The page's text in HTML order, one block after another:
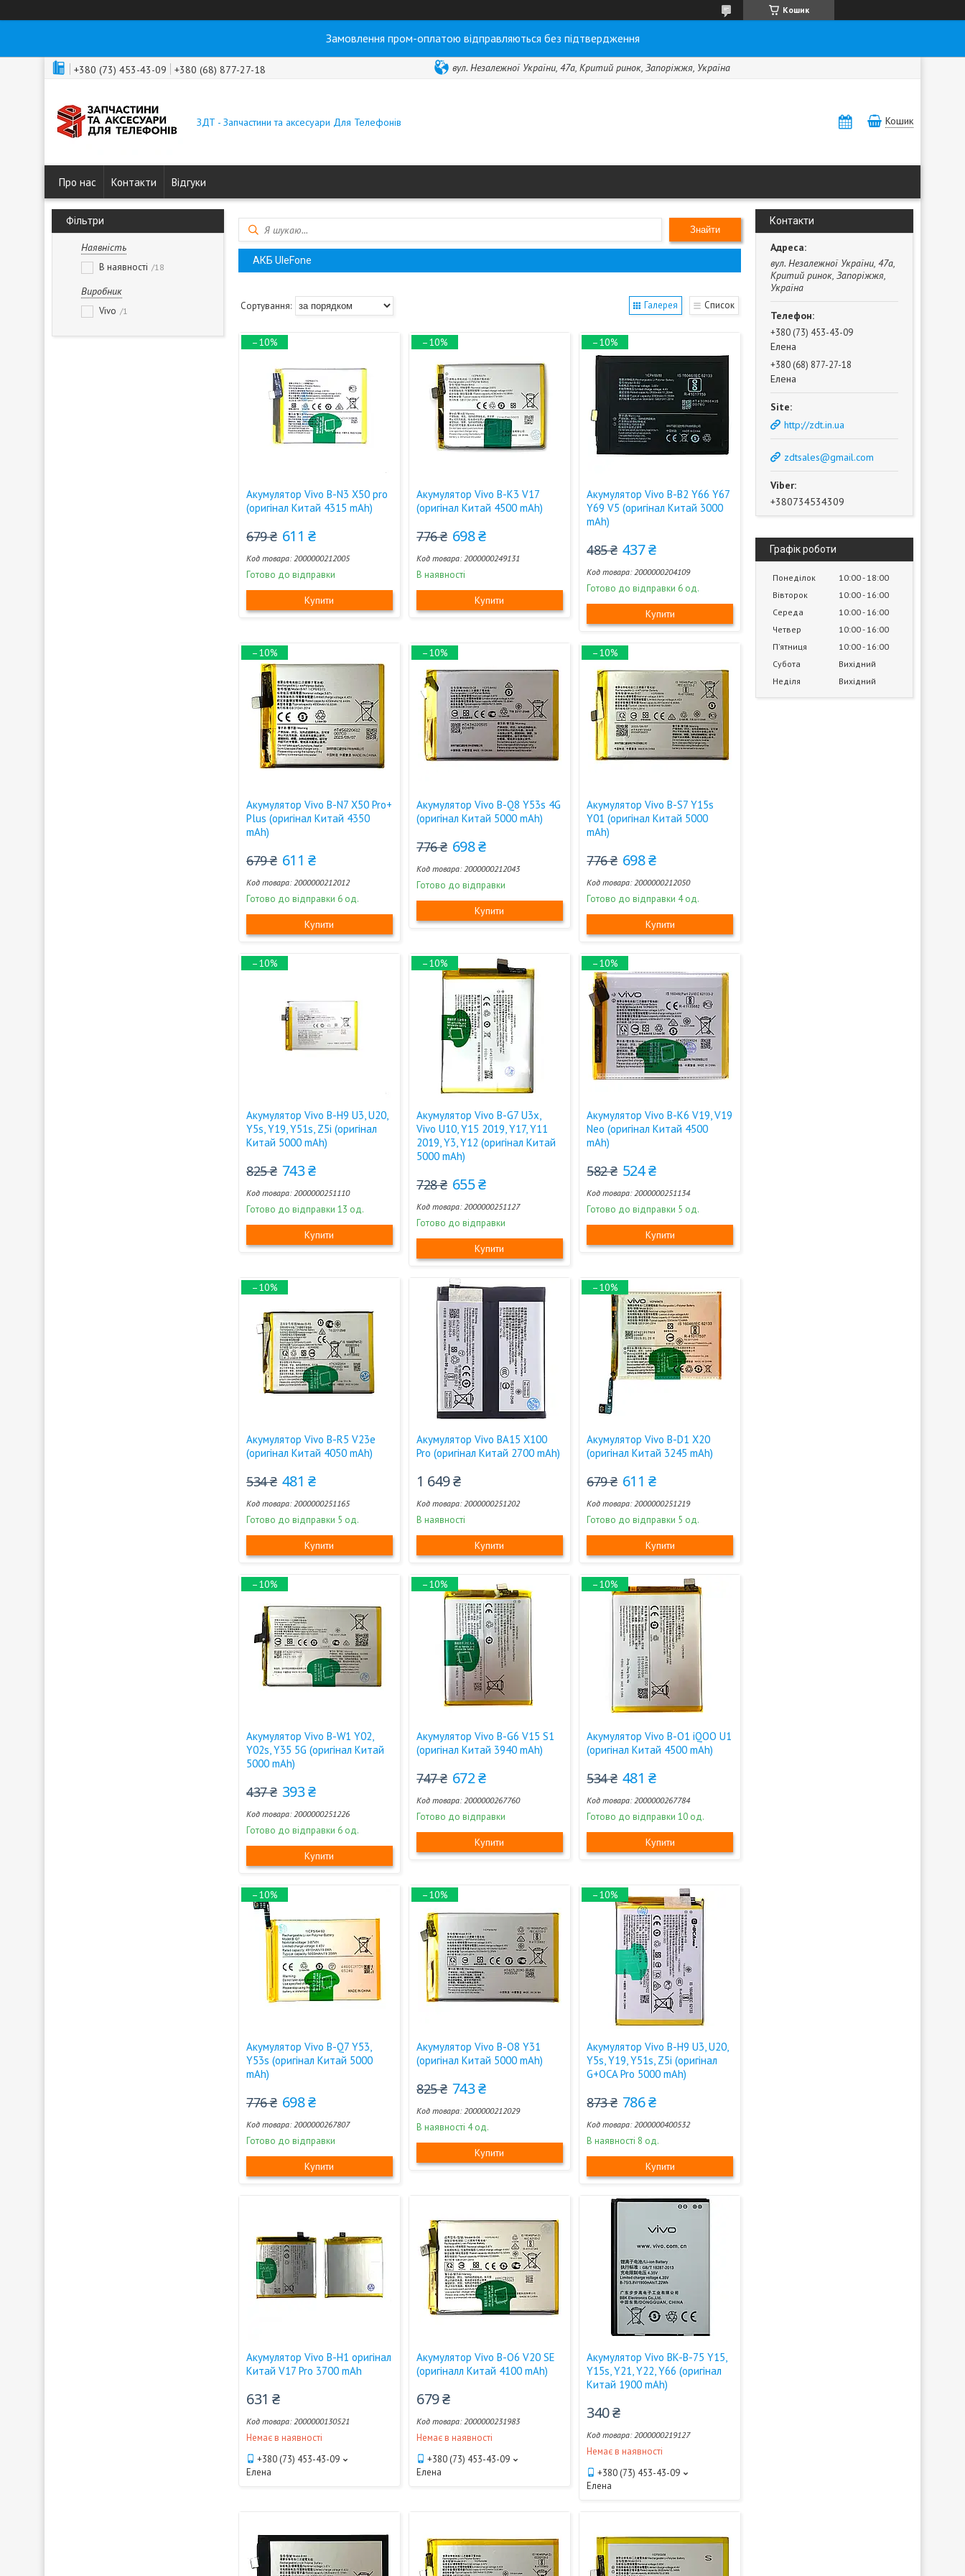
Кошик
Замовлення пром-оплатою відправляються без підтвердження
+380 (73) 453-43-09 +380 (68) 877-27-18 вул. Незалежної України, 47а, Критий ринок, Запоріжжя, Україна
ЗДТ - Запчастини та аксесуари Для Телефонів Кошик
Про нас Контакти Відгуки
Фільтри
Наявність
В наявності 18
Виробник
Vivo 1
Знайти
АКБ UleFone
Галерея Список
–10%
Акумулятор Vivo B-N3 X50 pro
(оригінал Китай 4315 mAh)
679 ₴ 611 ₴
2000000212005
Готово до відправки
Купити
–10%
Акумулятор Vivo B-K3 V17
(оригінал Китай 4500 mAh)
776 ₴ 698 ₴
2000000249131
В наявності
Купити
–10%
Акумулятор Vivo B-B2 Y66 Y67
Y69 V5 (оригінал Китай 3000
mAh)
485 ₴ 437 ₴
2000000204109
Готово до відправки 6 од.
Купити
–10%
Акумулятор Vivo B-N7 X50 Pro+
Plus (оригінал Китай 4350
mAh)
679 ₴ 611 ₴
2000000212012
Готово до відправки 6 од.
Купити
–10%
Акумулятор Vivo B-Q8 Y53s 4G
(оригінал Китай 5000 mAh)
776 ₴ 698 ₴
2000000212043
Готово до відправки
Купити
–10%
Акумулятор Vivo B-S7 Y15s
Y01 (оригінал Китай 5000
mAh)
776 ₴ 698 ₴
2000000212050
Готово до відправки 4 од.
Купити
–10%
Акумулятор Vivo B-H9 U3, U20,
Y5s, Y19, Y51s, Z5i (оригінал
Китай 5000 mAh)
825 ₴ 743 ₴
2000000251110
Готово до відправки 13 од.
Купити
–10%
Акумулятор Vivo B-G7 U3x,
Vivo U10, Y15 2019, Y17, Y11
2019, Y3, Y12 (оригінал Китай
5000 mAh)
728 ₴ 655 ₴
2000000251127
Готово до відправки
Купити
–10%
Акумулятор Vivo B-K6 V19, V19
Neo (оригінал Китай 4500
mAh)
582 ₴ 524 ₴
2000000251134
Готово до відправки 5 од.
Купити
–10%
Акумулятор Vivo B-R5 V23e
(оригінал Китай 4050 mAh)
534 ₴ 481 ₴
2000000251165
Готово до відправки 5 од.
Купити
Акумулятор Vivo BA15 X100
Pro (оригінал Китай 2700 mAh)
1 649 ₴
2000000251202
В наявності
Купити
–10%
Акумулятор Vivo B-D1 X20
(оригінал Китай 3245 mAh)
679 ₴ 611 ₴
2000000251219
Готово до відправки 5 од.
Купити
–10%
Акумулятор Vivo B-W1 Y02,
Y02s, Y35 5G (оригінал Китай
5000 mAh)
437 ₴ 393 ₴
2000000251226
Готово до відправки 6 од.
Купити
–10%
Акумулятор Vivo B-G6 V15 S1
(оригінал Китай 3940 mAh)
747 ₴ 672 ₴
2000000267760
Готово до відправки
Купити
–10%
Акумулятор Vivo B-O1 iQOO U1
(оригінал Китай 4500 mAh)
534 ₴ 481 ₴
2000000267784
Готово до відправки 10 од.
Купити
–10%
Акумулятор Vivo B-Q7 Y53,
Y53s (оригінал Китай 5000
mAh)
776 ₴ 698 ₴
2000000267807
Готово до відправки
Купити
–10%
Акумулятор Vivo B-O8 Y31
(оригінал Китай 5000 mAh)
825 ₴ 743 ₴
2000000212029
В наявності 4 од.
Купити
–10%
Акумулятор Vivo B-H9 U3, U20,
Y5s, Y19, Y51s, Z5i (оригінал
G+OCA Pro 5000 mAh)
873 ₴ 786 ₴
2000000400532
В наявності 8 од.
Купити
Акумулятор Vivo B-H1 оригінал
Китай V17 Pro 3700 mAh
631 ₴
2000000130521
Немає в наявності
+380 (73) 453-43-09
Елена
Акумулятор Vivo B-O6 V20 SE
(оригіналл Китай 4100 mAh)
679 ₴
2000000231983
Немає в наявності
+380 (73) 453-43-09
Елена
Акумулятор Vivo BK-B-75 Y15,
Y15s, Y21, Y22, Y66 (оригінал
Китай 1900 mAh)
340 ₴
2000000219127
Немає в наявності
+380 (73) 453-43-09
Елена
Контакти
вул. Незалежної України, 47а,
Критий ринок, Запоріжжя,
Україна
+380 (73) 453-43-09
Елена
+380 (68) 877-27-18
Елена
http://zdt.in.ua
zdtsales@gmail.com
+380734534309
Графік роботи
Понеділок 10:00 18:00
Вівторок
10:00 16:00
Середа
10:00 16:00
Четвер
10:00 16:00
Пʼятниця
10:00 16:00
Субота
Вихідний
Неділя
Вихідний